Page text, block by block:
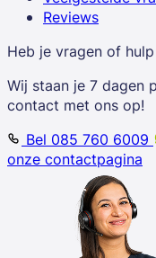
Reviews
Heb je vragen of
Wij staan je 7 dagen
contact met ons op!
Bel 085 760 6009
onze contactpagina